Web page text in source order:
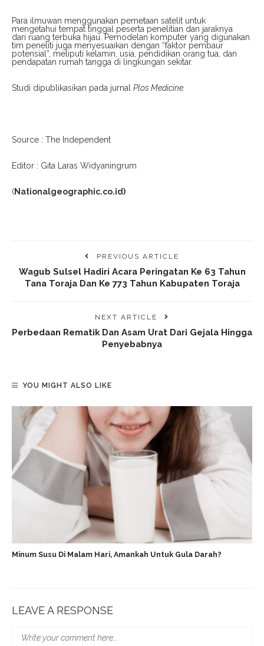
Para ilmuwan menggunakan pemetaan satelit untuk
mengetahui tempat tinggal peserta penelitian dan jaraknya
dari ruang terbuka hijau. Pemodelan komputer yang digunakan
tim peneliti juga menyesuaikan dengan “faktor pembaur
potensial”, meliputi kelamin, usia, pendidikan orang tua, dan
pendapatan rumah tangga di lingkungan sekitar.
Studi dipublikasikan pada jurnal Plos Medicine.
Source : The Independent
Editor : Gita Laras Widyaningrum
(Nationalgeographic.co.id)
PREVIOUS ARTICLE
Wagub Sulsel Hadiri Acara Peringatan Ke 63 Tahun
Tana Toraja Dan Ke 773 Tahun Kabupaten Toraja
NEXT ARTICLE
Perbedaan Rematik Dan Asam Urat Dari Gejala Hingga
Penyebabnya
YOU MIGHT ALSO LIKE
Minum Susu Di Malam Hari, Amankah Untuk Gula Darah?
LEAVE A RESPONSE